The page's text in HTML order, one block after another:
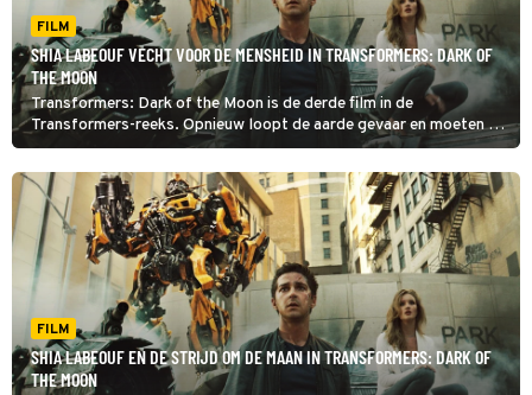
FILM
SHIA LABEOUF VECHT VOOR DE MENSHEID IN TRANSFORMERS: DARK OF
THE MOON
Transformers: Dark of the Moon is de derde film in de
Transformers-reeks. Opnieuw loopt de aarde gevaar en moeten de
Autobots de planeet verdedigen tegen de Decepticons.
FILM
SHIA LABEOUF EN DE STRIJD OM DE MAAN IN TRANSFORMERS: DARK OF
THE MOON